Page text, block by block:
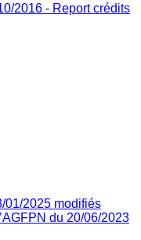
2016 - Report crédits
01/2025 modifiés
du 20/06/2023